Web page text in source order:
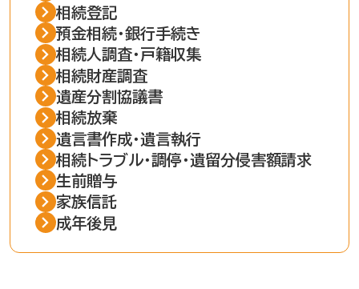
相続登記
預金相続・銀行手続き
相続人調査・戸籍収集
相続財産調査
遺産分割協議書
相続放棄
遺言書作成・遺言執行
相続トラブル・調停・遺留分侵害額請求
生前贈与
家族信託
成年後見